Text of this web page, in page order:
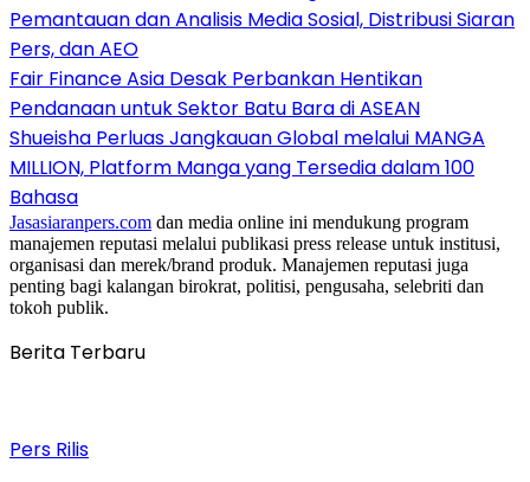
Pemantauan dan Analisis Media Sosial, Distribusi Siaran
Pers, dan AEO
Fair Finance Asia Desak Perbankan Hentikan
Pendanaan untuk Sektor Batu Bara di ASEAN
Shueisha Perluas Jangkauan Global melalui MANGA
MILLION, Platform Manga yang Tersedia dalam 100
Bahasa
Jasasiaranpers.com dan media online ini mendukung program
manajemen reputasi melalui publikasi press release untuk institusi,
organisasi dan merek/brand produk. Manajemen reputasi juga
penting bagi kalangan birokrat, politisi, pengusaha, selebriti dan
tokoh publik.
Berita Terbaru
Pers Rilis